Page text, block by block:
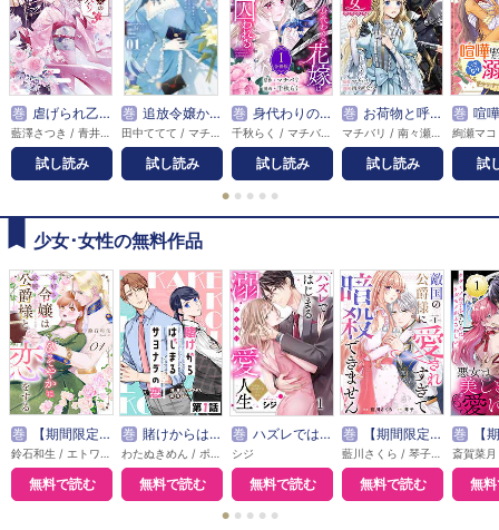
巻 虐げられ乙女の幸せな嫁入り アンソロジーコミック
試し読み
巻 追放令嬢からの手紙～かつて愛していた皆さまへ 私のことなどお忘れですか？～
試し読み
巻 身代わりの花嫁はヤンデレ領主に囚われる
試し読み
巻 お荷物と呼ばれた転生姫は、召喚勇者に恋をして聖女になりました
試し読み
巻 喧嘩ばかりだっ
試
● ● ● ● ●
少女･女性の無料作品
巻 【期間限定無料】本好き令嬢は敏腕公爵様とひそやかに恋をする
無料で読む
巻 賭けからはじまるサヨナラの恋【単話版】
無料で読む
巻 ハズレではじまる溺愛人生～仕組まれた恋の相手はハイスぺ社長
シジ
無料で読む
巻 【期間限定無料】敵国の公爵様に愛されすぎて暗殺できません！
無料で読む
巻 【期間限定無
無
● ● ● ● ●